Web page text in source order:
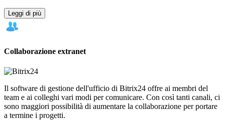
Leggi di più
Collaborazione extranet
Il software di gestione dell'ufficio di Bitrix24 offre ai membri del
team e ai colleghi vari modi per comunicare. Con così tanti canali, ci
sono maggiori possibilità di aumentare la collaborazione per portare
a termine i progetti.